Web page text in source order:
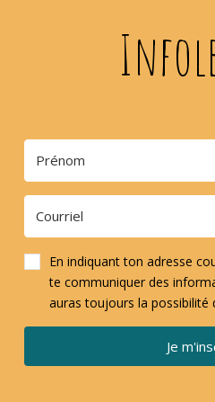
En indiquant ton adresse
te communiquer des
auras toujours la possibilité
Je